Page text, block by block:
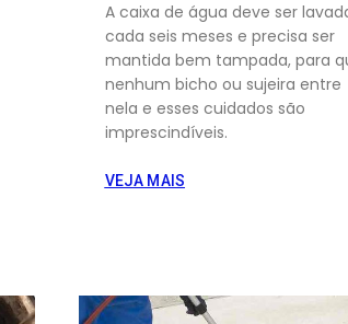
A caixa de água deve ser
cada seis meses e precisa ser
mantida bem tampada, para
nenhum bicho ou sujeira entre
nela e esses cuidados são
imprescindíveis.
VEJA MAIS